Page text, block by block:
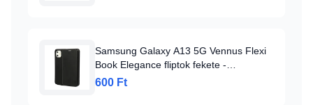
Samsung Galaxy A13 5G Vennus Flexi
Book Elegance fliptok fekete -
Függőlegesen nyíló
600 Ft